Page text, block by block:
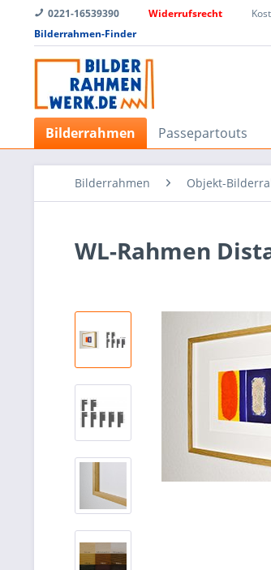
0221-16539390 Widerrufsrecht
Bilderrahmen-Finder
Bilderrahmen Passepartouts
Bilderrahmen Objekt-
WL-Rahmen